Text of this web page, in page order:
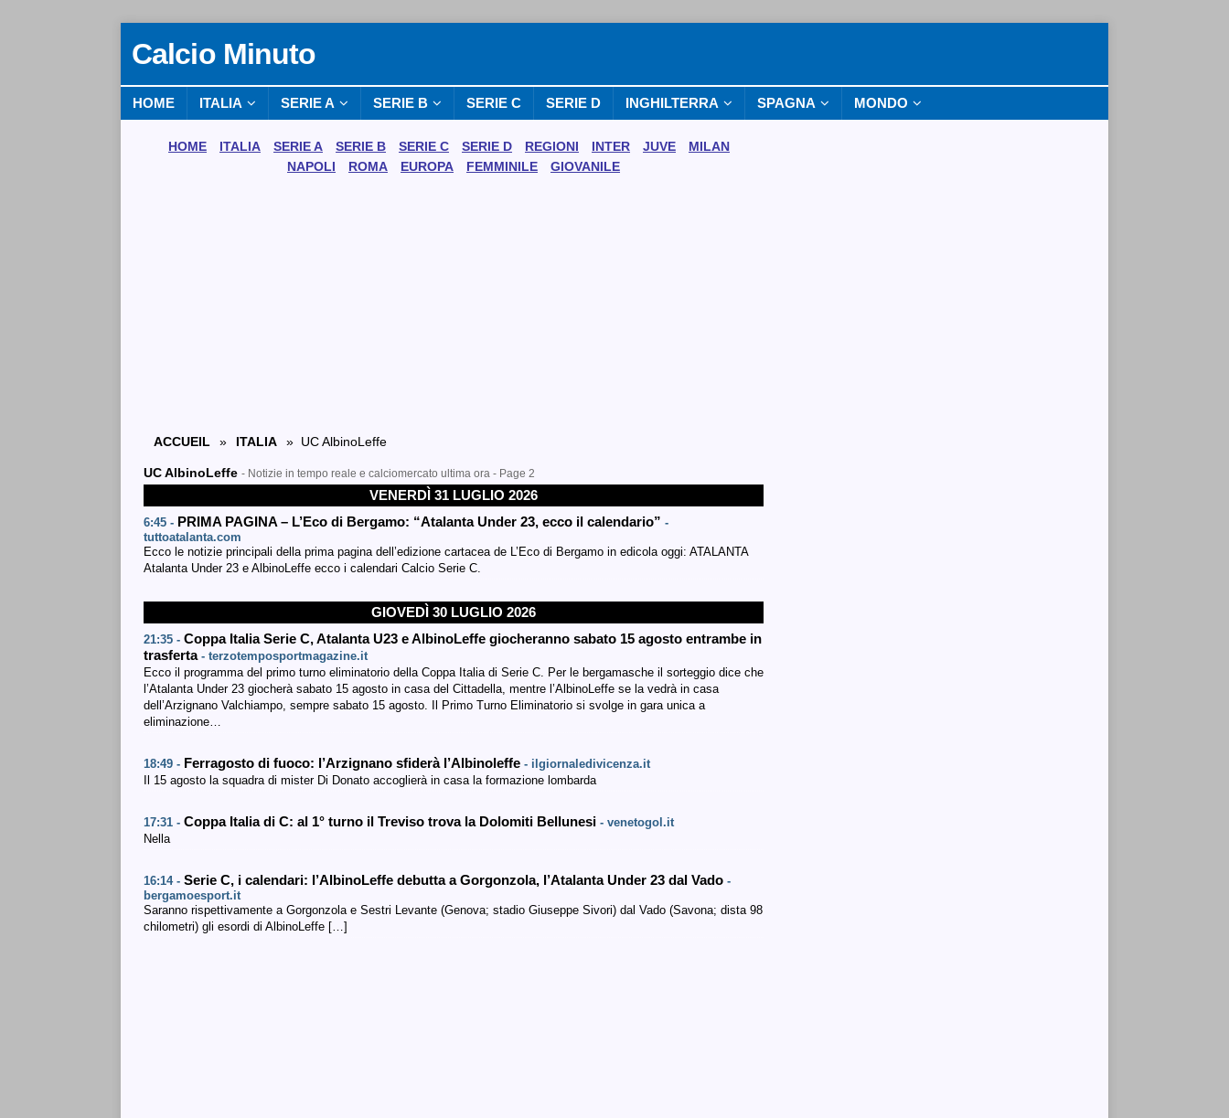
Calcio Minuto
HOME ITALIA SERIE A SERIE B SERIE C SERIE D INGHILTERRA SPAGNA MONDO
HOME ITALIA SERIE A SERIE B SERIE C SERIE D REGIONI INTER JUVE
MILAN
NAPOLI
ROMA EUROPA FEMMINILE GIOVANILE
ACCUEIL » ITALIA » UC AlbinoLeffe
UC AlbinoLeffe - Notizie in tempo reale e calciomercato ultima ora - Page 2
VENERDÌ 31 LUGLIO 2026
6:45 - PRIMA PAGINA – L’Eco di Bergamo: “Atalanta Under 23, ecco il calendario” -
tuttoatalanta.com
Ecco le notizie principali della prima pagina dell’edizione cartacea de L’Eco di Bergamo in edicola oggi: ATALANTA
Atalanta Under 23 e AlbinoLeffe ecco i calendari Calcio Serie C.
GIOVEDÌ 30 LUGLIO 2026
21:35 - Coppa Italia Serie C, Atalanta U23 e AlbinoLeffe giocheranno sabato 15 agosto entrambe in
trasferta - terzotemposportmagazine.it
Ecco il programma del primo turno eliminatorio della Coppa Italia di Serie C. Per le bergamasche il sorteggio dice che
l’Atalanta Under 23 giocherà sabato 15 agosto in casa del Cittadella, mentre l’AlbinoLeffe se la vedrà in casa
dell’Arzignano Valchiampo, sempre sabato 15 agosto. Il Primo Turno Eliminatorio si svolge in gara unica a
eliminazione…
18:49 - Ferragosto di fuoco: l’Arzignano sfiderà l’Albinoleffe - ilgiornaledivicenza.it
Il 15 agosto la squadra di mister Di Donato accoglierà in casa la formazione lombarda
17:31 - Coppa Italia di C: al 1° turno il Treviso trova la Dolomiti Bellunesi - venetogol.it
Nella
16:14 - Serie C, i calendari: l’AlbinoLeffe debutta a Gorgonzola, l’Atalanta Under 23 dal Vado -
bergamoesport.it
Saranno rispettivamente a Gorgonzola e Sestri Levante (Genova; stadio Giuseppe Sivori) dal Vado (Savona; dista 98
chilometri) gli esordi di AlbinoLeffe […]